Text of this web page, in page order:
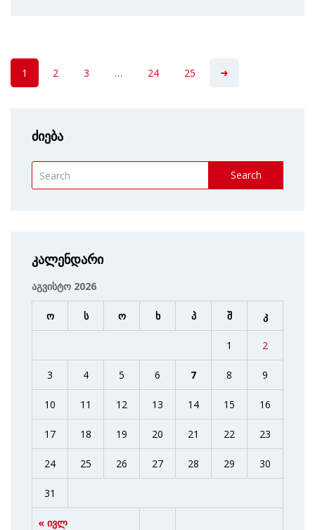
1 2 3 … 24 25
ძიება
Search
კალენდარი
აგვისტო 2026
ო ს ო ხ პ შ კ
« ივლ
1 2
3 4 5 6 7 8 9
10 11 12 13 14 15 16
17 18 19 20 21 22 23
24 25 26 27 28 29 30
31